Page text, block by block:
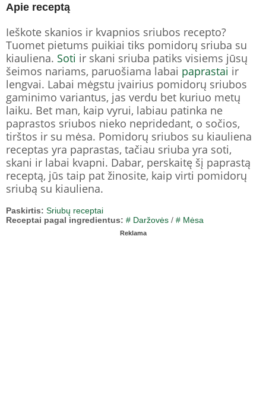
Apie receptą
Ieškote skanios ir kvapnios sriubos recepto?
Tuomet pietums puikiai tiks pomidorų sriuba su
kiauliena. Soti ir skani sriuba patiks visiems jūsų
šeimos nariams, paruošiama labai paprastai ir
lengvai. Labai mėgstu įvairius pomidorų sriubos
gaminimo variantus, jas verdu bet kuriuo metų
laiku. Bet man, kaip vyrui, labiau patinka ne
paprastos sriubos nieko nepridedant, o sočios,
tirštos ir su mėsa. Pomidorų sriubos su kiauliena
receptas yra paprastas, tačiau sriuba yra soti,
skani ir labai kvapni. Dabar, perskaitę šį paprastą
receptą, jūs taip pat žinosite, kaip virti pomidorų
sriubą su kiauliena.
Paskirtis: Sriubų receptai
Receptai pagal ingredientus: # Daržovės / # Mėsa
Reklama